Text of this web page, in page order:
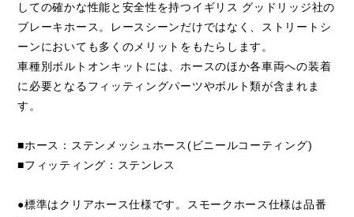
しての確かな性能と安全性を持つイギリス グッドリッジ社の
ブレーキホース。レースシーンだけではなく、ストリートシ
ーンにおいても多くのメリットをもたらします。
車種別ボルトオンキットには、ホースのほか各車両への装着
に必要となるフィッティングパーツやボルト類が含まれま
す。
■ホース：ステンメッシュホース(ビニールコーティング)
■フィッティング：ステンレス
●標準はクリアホース仕様です。スモークホース仕様は品番